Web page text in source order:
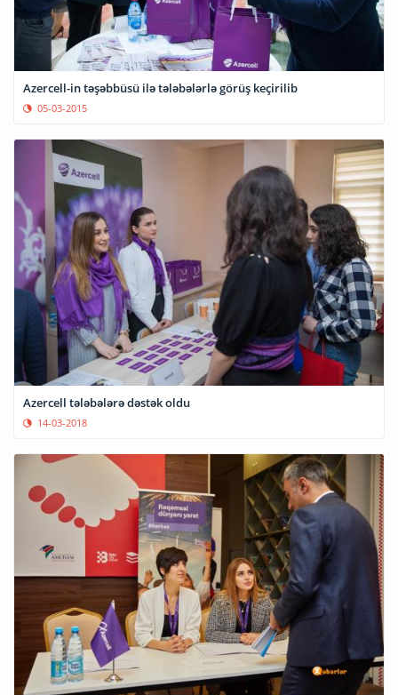
Azercell-in təşəbbüsü ilə tələbələrlə görüş keçirilib
05-03-2015
Azercell tələbələrə dəstək oldu
14-03-2018